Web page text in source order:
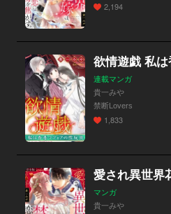
2,194
連載マンガ
貴一みや
禁断Lovers
1,833
マンガ
貴一みや